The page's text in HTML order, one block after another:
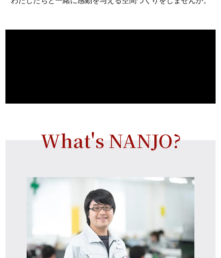
What's NANJO?